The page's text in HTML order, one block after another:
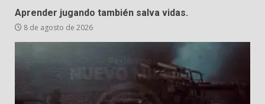
Aprender jugando también salva vidas.
8 de agosto de 2026